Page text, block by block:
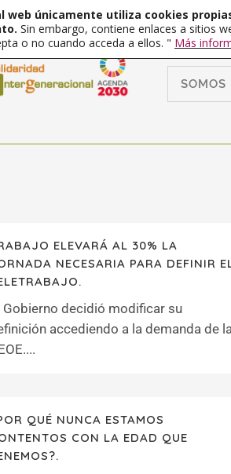
SOMOS
ELEVARÁ AL 30% LA
NECESARIA PARA DEFINIR
Gobierno decidió modificar su
accediendo a la demanda de
QUÉ NUNCA ESTAMOS
CON LA EDAD QUE
web únicamente utiliza cookies
Sin embargo, contiene enlaces a sitios
o no cuando acceda a ellos. " Más